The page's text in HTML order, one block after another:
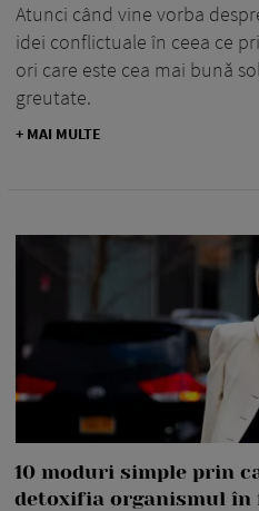
Atunci când vine vorba
idei conflictuale în ceea ce
ori care este cea mai bună
greutate.
+ MAI MULTE
10 moduri simple prin
detoxifia organismul în